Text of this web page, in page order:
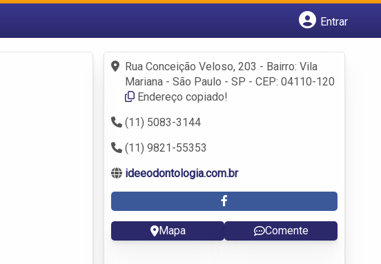
Entrar
Fazer login
Criar conta
Rua Conceição Veloso, 203 - Bairro: Vila
Mariana - São Paulo - SP - CEP: 04110-120
Endereço copiado!
(11) 5083-3144
(11) 9821-55353
ideeodontologia.com.br
Mapa Comente